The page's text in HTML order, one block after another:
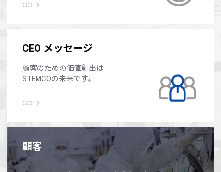
GO
CEO メッセージ
顧客のための価値創出は
STEMCOの未来です。
GO
顧客